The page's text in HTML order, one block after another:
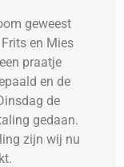
geweest
en Mies
praatje
en de
de
gedaan.
zijn wij nu